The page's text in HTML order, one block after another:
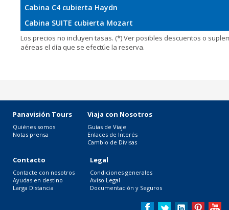
Cabina C4 cubierta Haydn
Cabina SUITE cubierta Mozart
Los precios no incluyen tasas. (*) Ver posibles descuentos o
aéreas el día que se efectúe la reserva.
Panavisión Tours
Quiénes somos
Notas prensa
Viaja con Nosotros
Guías de Viaje
Enlaces de Interés
Cambio de Divisas
Contacto
Contacte con nosotros
Ayudas en destino
Larga Distancia
Legal
Condiciones generales
Aviso Legal
Documentación y Seguros